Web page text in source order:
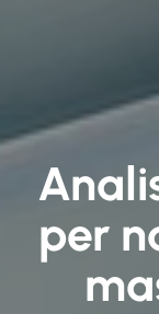
per